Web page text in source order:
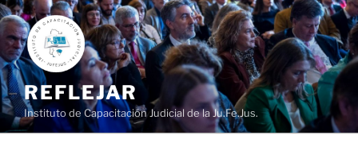
Ir
al
contenido
REFLEJAR
Instituto de Capacitación Judicial de la Ju.Fe.Jus.